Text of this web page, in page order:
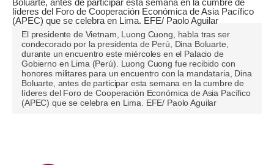
Blogs
Tendencias
Lujo
Viajes
Moda
El presidente de Vietnam, Luong Cuong, habla tras ser
condecorado por la presidenta de Perú, Dina Boluarte,
durante un encuentro este miércoles en el Palacio de
Gobierno en Lima (Perú). Luong Cuong fue recibido con
honores militares para un encuentro con la mandataria, Dina
Boluarte, antes de participar esta semana en la cumbre de
líderes del Foro de Cooperación Económica de Asia Pacífico
(APEC) que se celebra en Lima. EFE/ Paolo Aguilar